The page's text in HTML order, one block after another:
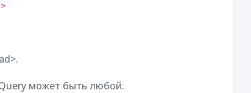
может быть любой.